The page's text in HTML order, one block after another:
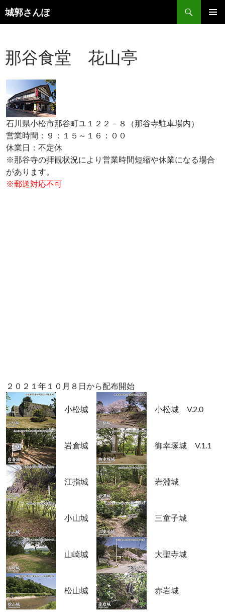
コ
ン
ツ
へ
ス
ッ
城郭さんぽ
検
索
那谷食堂 花山亭
石川県小松市那谷町ユ１２２－８（那谷寺駐車場内）
営業時間：９：１５～１６：００
休業日：不定休
※那谷寺の拝観状況により営業時間短縮や休業になる場合
があります。
※郵送対応不可
２０２１年１０月８日から配布開始
小松城 小松城 V.2.0
岩倉城 御幸塚城 V.1.1
江指城 岩淵城
小山城 三童子城
山崎城 大聖寺城
松山城 赤岩城